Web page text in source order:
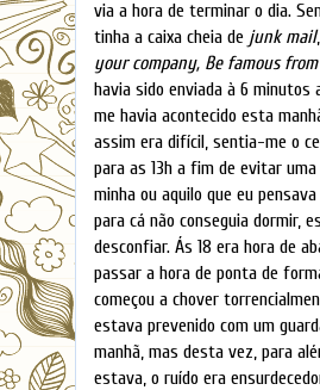
via a hora de terminar o dia.
tinha a caixa cheia de junk mail
your company, Be famous
havia sido enviada à 6
me havia acontecido esta
assim era difícil, sentia-me o
para as 13h a fim de evitar
minha ou aquilo que eu
para cá não conseguia dormir,
desconfiar. Ás 18 era hora de
passar a hora de ponta de
começou a chover
estava prevenido com um
manhã, mas desta vez, para
estava, o ruído era